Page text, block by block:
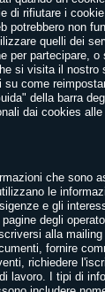
di rifiutare i
potrebbero non
quelli dei
per partecipare, o
si visita il nostro
su come
della barra
dai cookies
che sono
le
e gli
degli
alla
fornire
richiedere
lavoro. I tipi di